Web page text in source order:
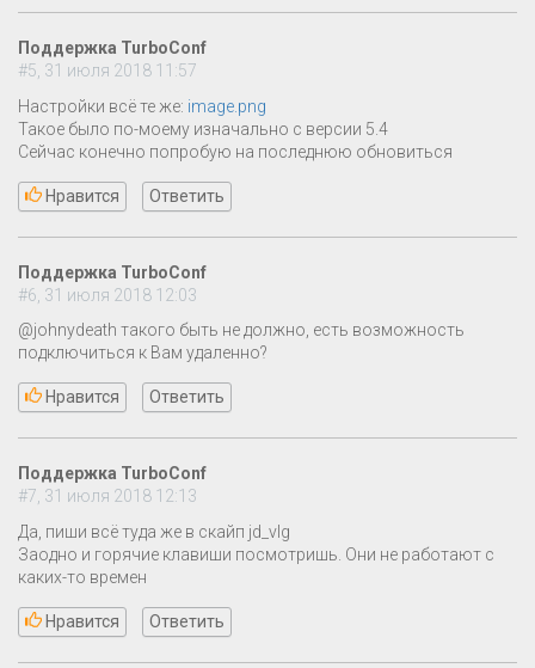
Поддержка TurboConf
#5, 31 июля 2018 11:57
Настройки всё те же: image.png
Такое было по-моему изначально с версии 5.4
Сейчас конечно попробую на последнюю обновиться
Нравится Ответить
Поддержка TurboConf
#6, 31 июля 2018 12:03
@johnydeath такого быть не должно, есть возможность
подключиться к Вам удаленно?
Нравится Ответить
Поддержка TurboConf
#7, 31 июля 2018 12:13
Да, пиши всё туда же в скайп jd_vlg
Заодно и горячие клавиши посмотришь. Они не работают с
каких-то времен
Нравится Ответить